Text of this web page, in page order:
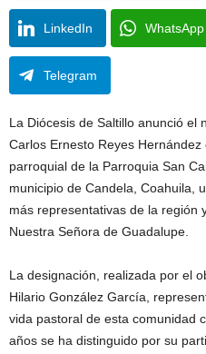
LinkedIn WhatsApp
Telegram
La Diócesis de Saltillo anunció el
Carlos Ernesto Reyes
parroquial de la Parroquia San
municipio de Candela, Coahuila,
más representativas de la región
Nuestra Señora de Guadalupe.
La designación, realizada por el
Hilario González García,
vida pastoral de esta comunidad
años se ha distinguido por su